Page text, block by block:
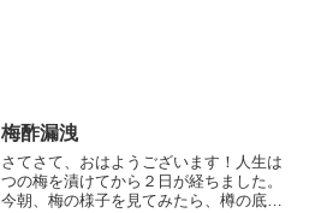
梅酢漏洩
さてさて、おはようございます！人生は
つの梅を漬けてから２日が経ちました。
今朝、梅の様子を見てみたら、樽の底に